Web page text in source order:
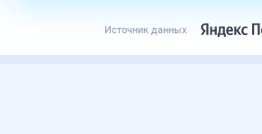
Источник данных